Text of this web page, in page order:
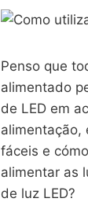
Penso que
alimentado
de LED em
alimentação,
fáceis e
alimentar as
de luz LED?